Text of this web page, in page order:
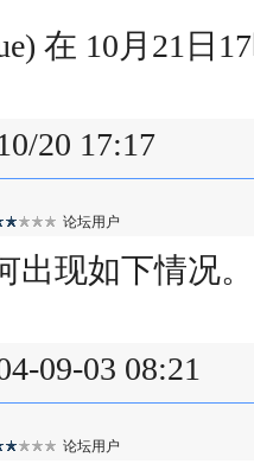
在 10月21日
20 17:17
论坛用户
出现如下情况。
09-03 08:21
论坛用户